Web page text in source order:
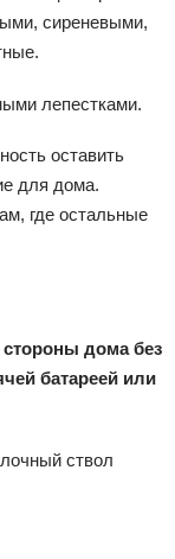
сиреневыми,
лепестками.
оставить
для дома.
где остальные
дома без
батареей или
ствол